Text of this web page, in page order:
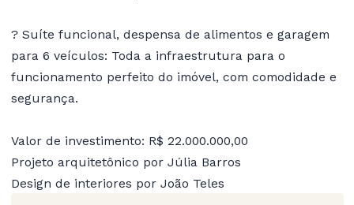
? Suíte funcional, despensa de alimentos e garagem
para 6 veículos: Toda a infraestrutura para o
funcionamento perfeito do imóvel, com comodidade e
segurança.
Valor de investimento: R$ 22.000.000,00
Projeto arquitetônico por Júlia Barros
Design de interiores por João Teles